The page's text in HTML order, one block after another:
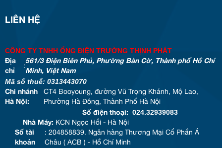
LIÊN HỆ
CÔNG TY TNHH ỐNG ĐIỆN TRƯỜNG THỊNH PHÁT
Địa
chỉ
:
561/3 Điện Biên Phủ, Phường Bàn Cờ, Thành phố Hồ Chí
Minh, Việt Nam
Mã số thuế: 0313443070
Chi nhánh
Hà Nội:
CT4 Booyoung, đường Vũ Trọng Khánh, Mộ Lao,
Phường Hà Đông, Thành Phố Hà Nội
Số điện thoại:
024.32939083
Nhà Máy: KCN Ngọc Hồi - Hà Nội
Số tài
khoản
: 204858839. Ngân hàng Thương Mại Cổ Phần Á
Châu ( ACB ) - Hồ Chí Minh